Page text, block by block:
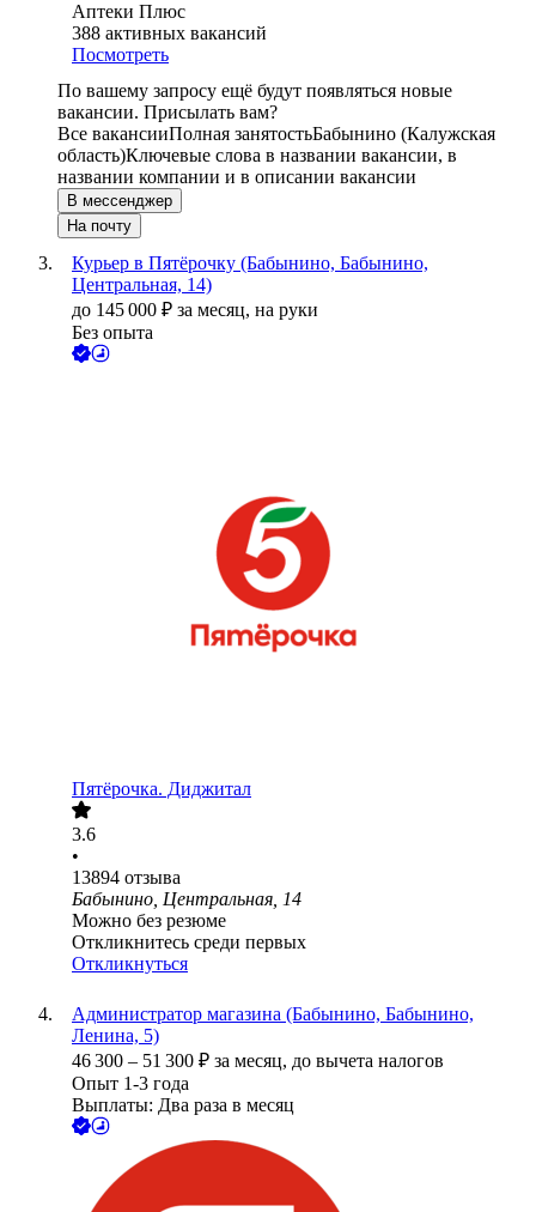
Аптеки Плюс
388 активных вакансий
Посмотреть
По вашему запросу ещё будут появляться новые
вакансии. Присылать вам?
Все вакансииПолная занятостьБабынино (Калужская
область)Ключевые слова в названии вакансии, в
названии компании и в описании вакансии
В мессенджер
На почту
Курьер в Пятёрочку (Бабынино, Бабынино,
Центральная, 14)
до 145 000 ₽ за месяц, на руки
Без опыта
Пятёрочка. Диджитал
3.6
•
13894 отзыва
Бабынино, Центральная, 14
Можно без резюме
Откликнитесь среди первых
Откликнуться
Администратор магазина (Бабынино, Бабынино,
Ленина, 5)
46 300 – 51 300 ₽ за месяц, до вычета налогов
Опыт 1-3 года
Выплаты: Два раза в месяц